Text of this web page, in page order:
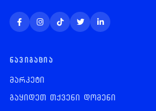
ᲜᲐᲕᲘᲒᲐᲪᲘᲐ
მარკეტი
გაყიდეთ თქვენი დომენი